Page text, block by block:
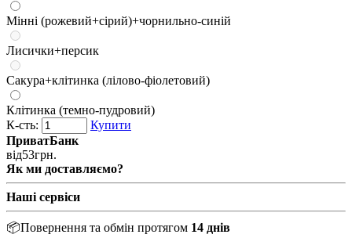
Мінні (рожевий+сірий)+чорнильно-синій
Лисички+персик
Сакура+клітинка (лілово-фіолетовий)
Клітинка (темно-пудровий)
К-сть:
Купити
ПриватБанк
від53грн.
Як ми доставляємо?
Наші сервіси
📦Повернення та обмін протягом 14 днів